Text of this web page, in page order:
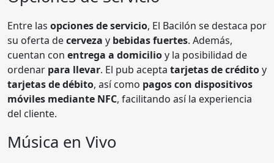
Entre las opciones de servicio, El Bacilón se destaca por
su oferta decerveza y bebidas fuertes. Además,
cuentan con entrega a domicilioy la posibilidad de
ordenar para llevar. El pub acepta tarjetas de créditoy
tarjetas de débito, así como pagos con dispositivos
móviles mediante NFC, facilitando así la experiencia
del cliente.
Música en Vivo